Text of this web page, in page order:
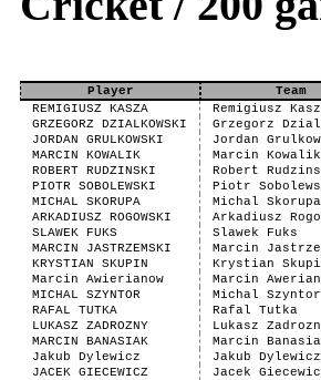
Player Team
REMIGIUSZ KASZA
Remigiusz
GRZEGORZ DZIALKOWSKI
Grzegorz
JORDAN GRULKOWSKI
Jordan
MARCIN KOWALIK
Marcin Kowalik
ROBERT RUDZINSKI
Robert
PIOTR SOBOLEWSKI
Piotr
MICHAL SKORUPA
Michal Skorupa
ARKADIUSZ ROGOWSKI
Arkadiusz
SLAWEK FUKS
Slawek Fuks
MARCIN JASTRZEMSKI
Marcin
KRYSTIAN SKUPIN
Krystian
Marcin Awierianow
Marcin
MICHAL SZYNTOR
Michal Szyntor
RAFAL TUTKA
Rafal Tutka
LUKASZ ZADROZNY
Lukasz
MARCIN BANASIAK
Marcin
Jakub Dylewicz
Jakub Dylewicz
JACEK GIECEWICZ
Jacek